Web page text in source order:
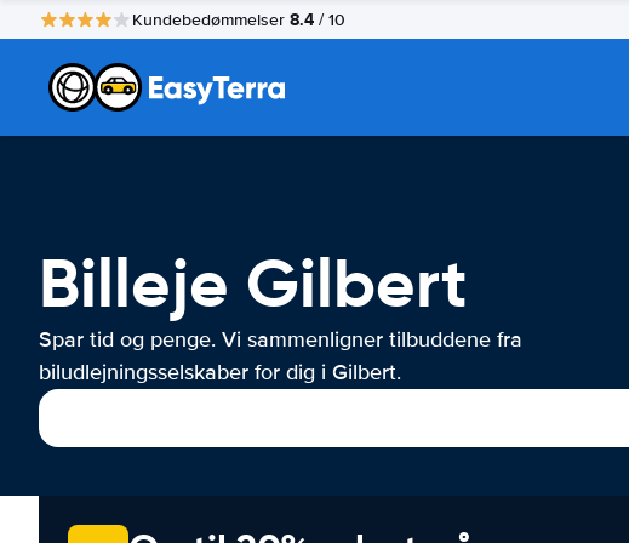
Kundebedømmelser 8.4 / 10
Billeje Gilbert
Spar tid og penge. Vi sammenligner tilbuddene fra
biludlejningsselskaber for dig i Gilbert.